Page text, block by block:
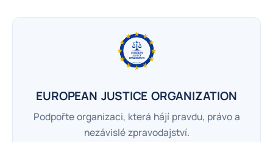
EUROPEAN JUSTICE ORGANIZATION
Podpořte organizaci, která hájí pravdu, právo a
nezávislé zpravodajství.